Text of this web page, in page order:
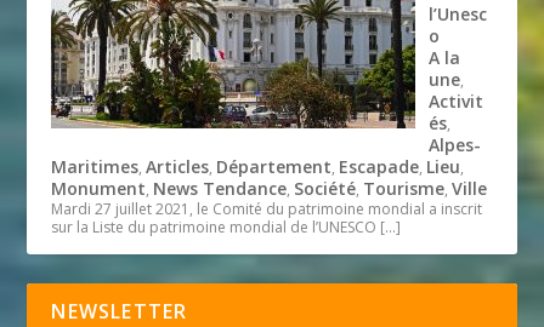
l’Unesc
o
A la
une,
Activit
és,
Alpes-
Maritimes,Articles, Département, Escapade, Lieu,
Monument, News Tendance, Société, Tourisme,Ville
Mardi 27 juillet 2021, le Comité du patrimoine mondial a inscrit
sur la Liste du patrimoine mondial de l’UNESCO […]
NEWSLETTER